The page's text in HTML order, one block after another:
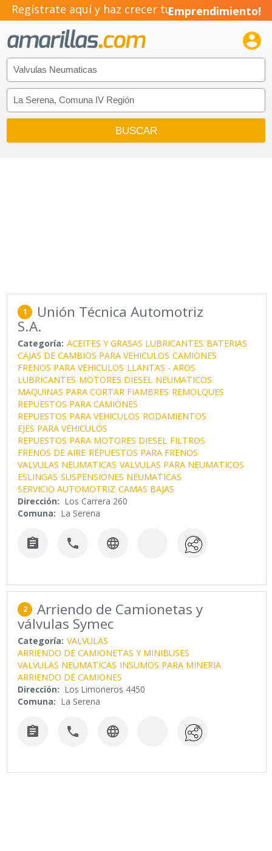
Regístrate aquí y haz crecer tuEmprendimiento!

1 Unión Técnica Automotriz
S.A.
Categoría: ACEITES Y GRASAS LUBRICANTES BATERIAS
CAJAS DE CAMBIOS PARA VEHICULOS CAMIONES
FRENOS PARA VEHICULOS LLANTAS - AROS
LUBRICANTES MOTORES DIESEL NEUMATICOS
MAQUINAS PARA CORTAR FIAMBRES REMOLQUES
REPUESTOS PARA CAMIONES
REPUESTOS PARA VEHICULOS RODAMIENTOS
EJES PARA VEHICULOS
REPUESTOS PARA MOTORES DIESEL FILTROS
FRENOS DE AIRE REPUESTOS PARA FRENOS
VALVULAS NEUMATICAS VALVULAS PARA NEUMATICOS
ESLINGAS SUSPENSIONES NEUMATICAS
SERVICIO AUTOMOTRIZ CAMAS BAJAS
Dirección: Los Carrera 260
Comuna: La Serena
  
2 Arriendo de Camionetas y
válvulas Symec
Categoría: VALVULAS
ARRIENDO DE CAMIONETAS Y MINIBUSES
VALVULAS NEUMATICAS INSUMOS PARA MINERIA
ARRIENDO DE CAMIONES
Dirección: Los Limoneros 4450
Comuna: La Serena
  